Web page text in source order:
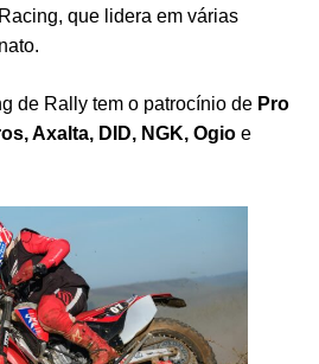
que lidera em várias
de Rally tem o patrocínio de Pro
Axalta, DID, NGK, Ogio e